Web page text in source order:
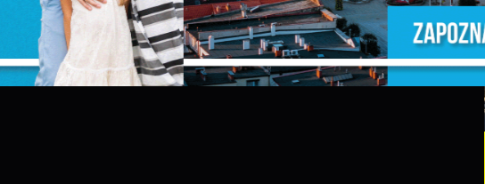
typu pliki cookies umożliwiają stronie internetowej
wprowadzonych przez Ciebie ustawień oraz
określonych funkcjonalności czy
treści.
tym plikom cookies możemy zapewnić Ci większy
ZAPISZ WYBRANE